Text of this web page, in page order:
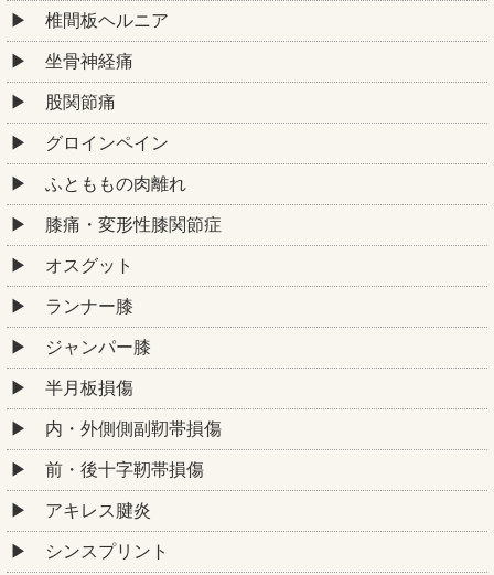
椎間板ヘルニア
坐骨神経痛
股関節痛
グロインペイン
ふとももの肉離れ
膝痛・変形性膝関節症
オスグット
ランナー膝
ジャンパー膝
半月板損傷
内・外側側副靭帯損傷
前・後十字靭帯損傷
アキレス腱炎
シンスプリント